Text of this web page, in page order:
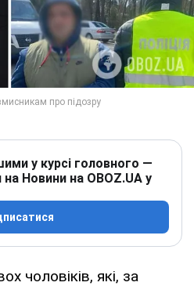
у курсі головного —
на Новини на OBOZ.UA у
чоловіків, які, за